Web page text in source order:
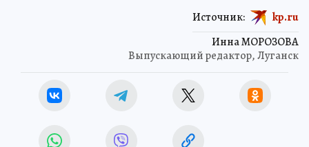
Инна МОРОЗОВА
Выпускающий редактор, Луганск
Источник: kp.ru